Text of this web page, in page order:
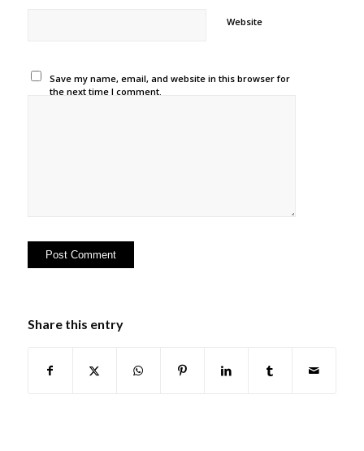
Website
Save my name, email, and website in this browser for
the next time I comment.
Share this entry